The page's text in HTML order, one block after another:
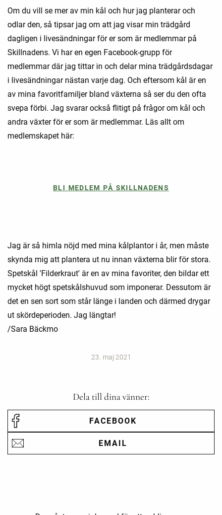
Om du vill se mer av min kål och hur jag planterar och
odlar den, så tipsar jag om att jag visar min trädgård
dagligen i livesändningar för er som är medlemmar på
Skillnadens. Vi har en egen Facebook-grupp för
medlemmar där jag tittar in och delar mina trädgårdsdagar
i livesändningar nästan varje dag. Och eftersom kål är en
av mina favoritfamiljer bland växterna så ser du den ofta
svepa förbi. Jag svarar också flitigt på frågor om kål och
andra växter för er som är medlemmar. Läs allt om
medlemskapet här:
BLI MEDLEM PÅ SKILLNADENS
Jag är så himla nöjd med mina kålplantor i år, men måste
skynda mig att plantera ut nu innan växterna blir för stora.
Spetskål 'Filderkraut' är en av mina favoriter, den bildar ett
mycket högt spetskålshuvud som imponerar. Dessutom är
det en sen sort som står länge i landen och därmed drygar
ut skördeperioden. Jag längtar!
/Sara Bäckmo
23. maj 2021
Dela till dina vänner:
FACEBOOK
EMAIL